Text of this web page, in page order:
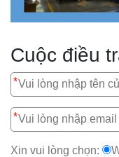
Cuộc điều
*
*
Xin vui lòng chọn: